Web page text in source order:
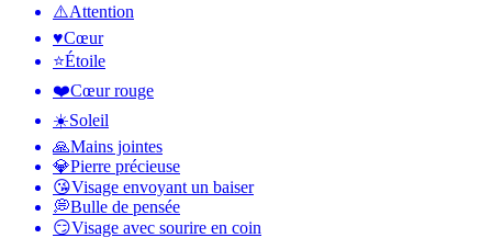
⚠️Attention
♥️Cœur
⭐Étoile
❤️Cœur rouge
☀️Soleil
🙏Mains jointes
💎Pierre précieuse
😘Visage envoyant un baiser
💭Bulle de pensée
😏Visage avec sourire en coin